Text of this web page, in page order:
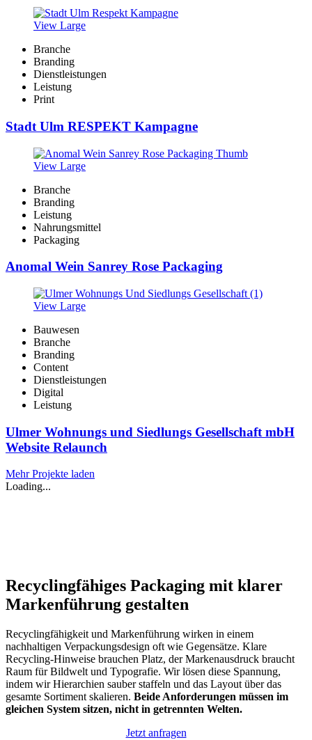
View Large
Branche
Branding
Dienstleistungen
Leistung
Print
Stadt Ulm RESPEKT Kampagne
View Large
Branche
Branding
Leistung
Nahrungsmittel
Packaging
Anomal Wein Sanrey Rose Packaging
View Large
Bauwesen
Branche
Branding
Content
Dienstleistungen
Digital
Leistung
Ulmer Wohnungs und Siedlungs Gesellschaft mbH
Website Relaunch
Mehr Projekte laden
Loading...
Recyclingfähiges Packaging mit klarer
Markenführung gestalten
Recyclingfähigkeit und Markenführung wirken in einem
nachhaltigen Verpackungsdesign oft wie Gegensätze. Klare
Recycling-Hinweise brauchen Platz, der Markenausdruck braucht
Raum für Bildwelt und Typografie. Wir lösen diese Spannung,
indem wir Hierarchien sauber staffeln und das Layout über das
gesamte Sortiment skalieren. Beide Anforderungen müssen im
gleichen System sitzen, nicht in getrennten Welten.
Jetzt anfragen